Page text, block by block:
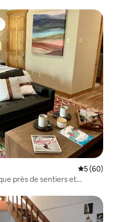
les plus aimés
Note
5 (60)
près de sentiers et